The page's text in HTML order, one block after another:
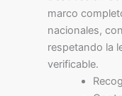
marco
nacionales,
respetando la
verificable.